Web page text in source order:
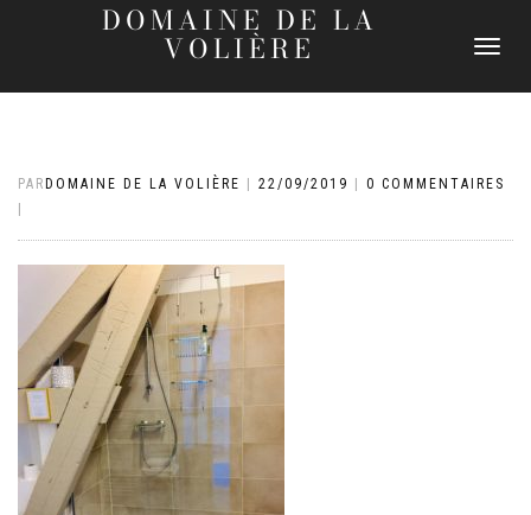
DOMAINE DE LA
VOLIÈRE
DÉPLIER
PAR DOMAINE DE LA VOLIÈRE 22/09/2019
0 COMMENTAIRES